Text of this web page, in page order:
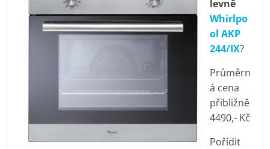
mobilní
telefony,
kávovary,
bazény
levně
Whirlpo
ol AKP
244/IX?
Průměrn
á cena
přibližně
4490,- Kč
Pořídit